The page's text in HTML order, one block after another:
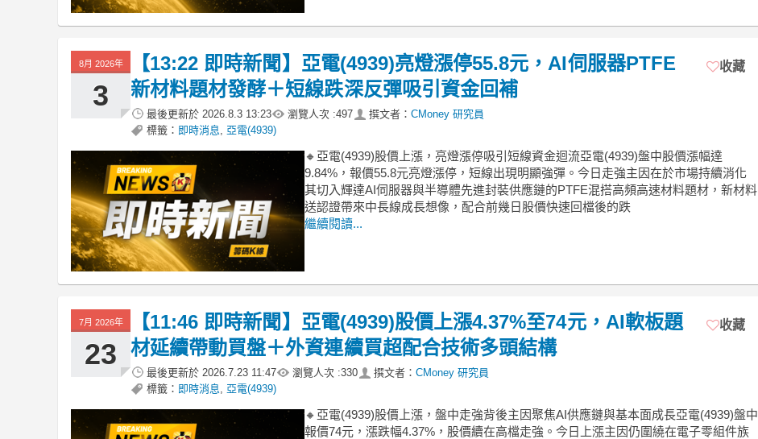
8月 2026年
3
【13:22 即時新聞】亞電(4939)亮燈漲停55.8元，AI伺服器PTFE
新材料題材發酵＋短線跌深反彈吸引資金回補
最後更新於 2026.8.3 13:23 瀏覽人次 :497 撰文者： CMoney 研究員
標籤： 即時消息 亞電(4939)
收藏
🔸亞電(4939)股價上漲，亮燈漲停吸引短線資金迴流亞電(4939)盤中股價漲幅達
9.84%，報價55.8元亮燈漲停，短線出現明顯強彈。今日走強主因在於市場持續消化
其切入輝達AI伺服器與半導體先進封裝供應鏈的PTFE混搭高頻高速材料題材，新材料
送認證帶來中長線成長想像，配合前幾日股價快速回檔後的跌
繼續閱讀...
7月 2026年
23
【11:46 即時新聞】亞電(4939)股價上漲4.37%至74元，AI軟板題
材延續帶動買盤＋外資連續買超配合技術多頭結構
最後更新於 2026.7.23 11:47 瀏覽人次 :330 撰文者： CMoney 研究員
標籤： 即時消息 亞電(4939)
收藏
🔸亞電(4939)股價上漲，盤中走強背後主因聚焦AI供應鏈與基本面成長亞電(4939)盤中
報價74元，漲跌幅4.37%，股價續在高檔走強。今日上漲主因仍圍繞在電子零組件族